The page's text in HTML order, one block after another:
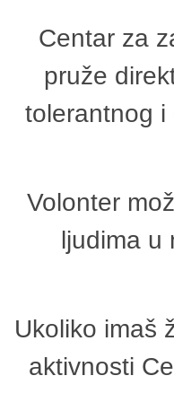
Centar za
pruže
tolerantnog
Volonter
ljudima u
Ukoliko imaš
aktivnosti